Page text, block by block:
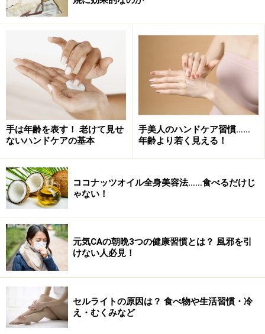
以上のような症状がひどくなると片頭痛や腰痛も増えて
そこで次のページで、おうちで簡単にできる「梅雨だ
る」解消法を紹介していきます！
※記事内容は執筆時点のものです。最新の内容をご確認くださ
い。
※個人の体質、また、誤った方法による実践に起因して肌荒れや
質及び健康状態を十分に考慮し、正しい方法で行ってください。
また、全ての方への有効性を保証するものではありません。
1/2 次のページへ
手は年齢を表す！ 老けて見せ
ないハンドケアの基本
手美人のハンドケア習慣……
年齢より若く見える！
ココナッツオイル全身美容法……食べるだけじ
ゃない！
元気CAの朝晩3つの健康習慣とは？ 風邪を引
けない人必見！
セルライトの原因は？ 食べ物や生活習慣・冷
え・むくみなど